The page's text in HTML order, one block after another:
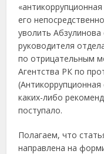
его
уволить
руководителя
по отрицательным
Агентства РК по
каких-либо
поступало.
Полагаем, что
направлена на